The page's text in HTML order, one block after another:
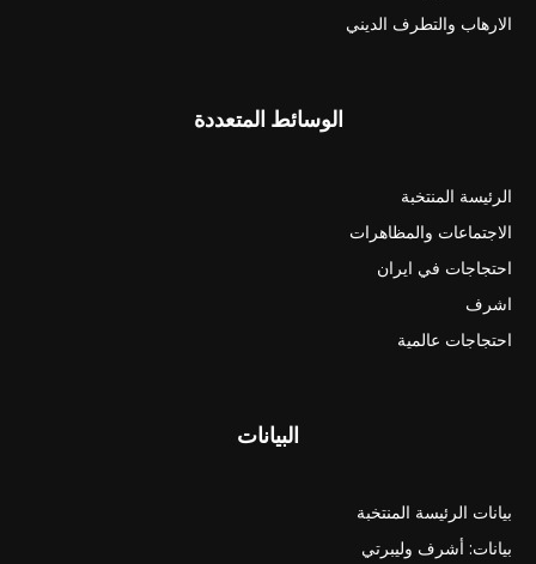
الارهاب والتطرف الديني
الوسائط المتعددة
الرئيسة المنتخبة
الاجتماعات والمظاهرات
احتجاجات في ايران
اشرف
احتجاجات عالمية
البيانات
بيانات الرئيسة المنتخبة
بيانات: أشرف وليبرتي